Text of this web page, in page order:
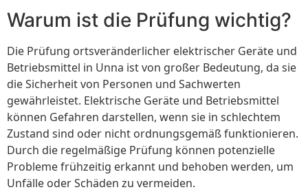
Warum ist die Prüfung wichtig?
Die Prüfung ortsveränderlicher elektrischer Geräte und
Betriebsmittel in Unna ist von großer Bedeutung, da sie
die Sicherheit von Personen und Sachwerten
gewährleistet. Elektrische Geräte und Betriebsmittel
können Gefahren darstellen, wenn sie in schlechtem
Zustand sind oder nicht ordnungsgemäß funktionieren.
Durch die regelmäßige Prüfung können potenzielle
Probleme frühzeitig erkannt und behoben werden, um
Unfälle oder Schäden zu vermeiden.